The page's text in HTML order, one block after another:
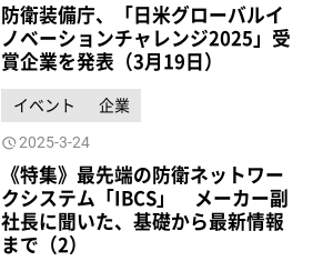
防衛装備庁、「日米グローバルイ
ノベーションチャレンジ2025」受
賞企業を発表（3月19日）
イベント 企業
2025-3-24
《特集》最先端の防衛ネットワー
クシステム「IBCS」 メーカー副
社長に聞いた、基礎から最新情報
まで（2）